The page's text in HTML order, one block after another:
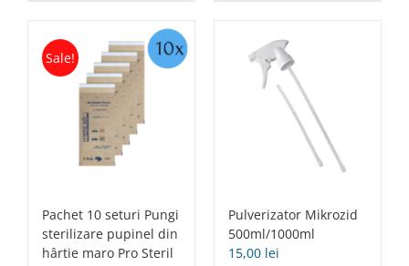
Sale!
Pachet 10 seturi Pungi
sterilizare pupinel din
hârtie maro Pro Steril
Pulverizator Mikrozid
500ml/1000ml
15,00 lei